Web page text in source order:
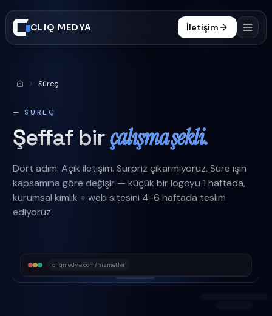
CLIQ MEDYA İletişim
İşler
Süreç
Blog
SSS
0332 606 25 47
AnasayfaSüreç
— SÜREÇ
Şeffaf birçalışma şekli.
Dört adım. Açık iletişim. Sürpriz çıkarmıyoruz. Süre işin
kapsamına göre değişir — küçük bir logoyu 1 haftada,
kurumsal kimlik + web sitesini 4-6 haftada teslim
ediyoruz.
cliqmedya.com/hizmetler